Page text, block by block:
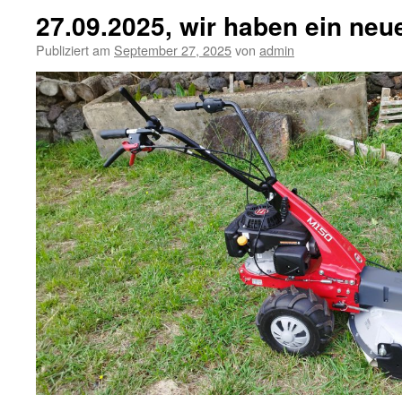
27.09.2025, wir haben ein
Publiziert am September 27, 2025von admin